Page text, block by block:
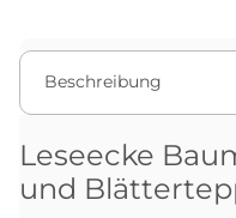
Beschreibung
Leseecke
und